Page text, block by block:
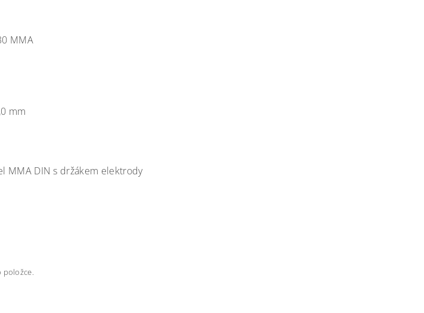
MMA
mm
MMA DIN s držákem elektrody
položce.